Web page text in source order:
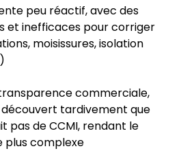
peu réactif, avec des
et inefficaces pour corriger
moisissures, isolation
commerciale,
tardivement que
pas de CCMI, rendant le
plus complexe